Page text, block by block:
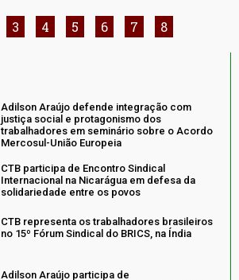
3 4 5 6 7 8
Adilson Araújo defende integração com
justiça social e protagonismo dos
trabalhadores em seminário sobre o Acordo
Mercosul-União Europeia
CTB participa de Encontro Sindical
Internacional na Nicarágua em defesa da
solidariedade entre os povos
CTB representa os trabalhadores brasileiros
no 15º Fórum Sindical do BRICS, na Índia
Adilson Araújo participa de